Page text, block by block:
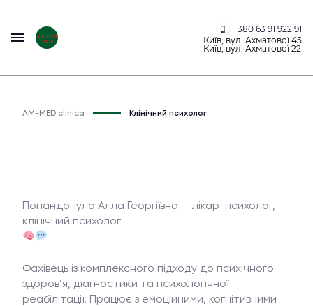
+380 63 91 922 91
Київ, вул. Ахматової 45
Київ, вул. Ахматової 22
AM-MED clinica Клінічний психолог
Попандопуло Алла Георгіївна — лікар-психолог,
клінічний психолог
Фахівець із комплексного підходу до психічного
здоров’я, діагностики та психологічної
реабілітації. Працює з емоційними, когнітивними